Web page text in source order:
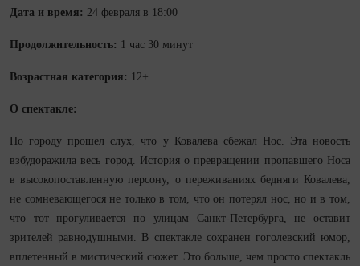
Дата и время: 24 февраля в 18:00
Продолжительность: 1 час 30 минут
Возрастная категория: 12+
О спектакле:
По городу прошел слух, что у Ковалева сбежал Нос. Эта новость
взбудоражила весь город. История о превращении пропавшего Носа
в высокопоставленную персону, о переживаниях бедняги Ковалева,
не сомневающегося не только в том, что он потерял нос, но и в том,
что тот прогуливается по улицам Санкт-Петербурга, не оставит
зрителей равнодушными. В спектакле сохранен гоголевский юмор,
вплетенный в мистический сюжет. Это больше, чем просто спектакль